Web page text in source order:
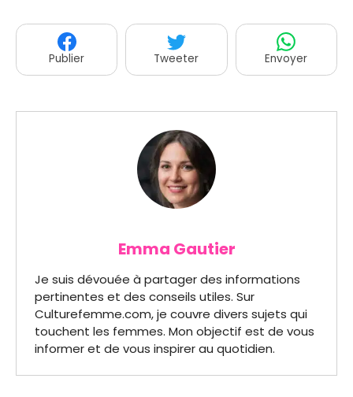
Publier Tweeter Envoyer
Emma Gautier
Je suis dévouée à partager des informations
pertinentes et des conseils utiles. Sur
Culturefemme.com, je couvre divers sujets qui
touchent les femmes. Mon objectif est de vous
informer et de vous inspirer au quotidien.